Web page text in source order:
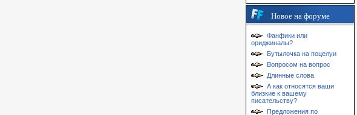
Новое на форуме
Фанфики или
ориджиналы?
Бутылочка на поцелуи
Вопросом на вопрос
Длинные слова
А как относятся ваши
близкие к вашему
писательству?
Предложения по